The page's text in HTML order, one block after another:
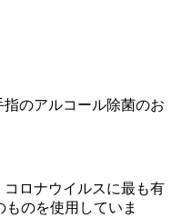
のアルコール除菌のお
ロナウイルスに最も有
のを使用していま